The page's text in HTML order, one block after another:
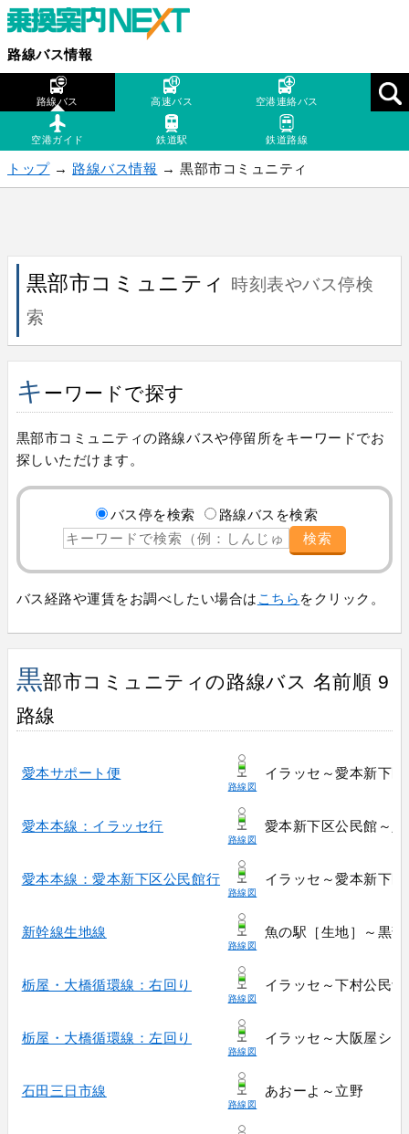
路線バス情報
路線バス 高速バス 空港連絡バス
空港ガイド 鉄道駅 鉄道路線
トップ→ 路線バス情報 → 黒部市コミュニティ
黒部市コミュニティ
時刻表やバス停検
索
キ ーワードで探す
黒部市コミュニティの路線バスや停留所をキーワードでお
探しいただけます。
バス停を検索
路線バスを検索
検索
バス経路や運賃をお調べしたい場合は こちら をクリック。
黒部市コミュニティの路線バス 名前順 9
路線
愛本サポート便
路線図
イラッセ～愛本新下
愛本本線：イラッセ行
路線図
愛本新下区公民館～
愛本本線：愛本新下区公民館行
路線図
イラッセ～愛本新下
新幹線生地線
路線図
魚の駅［生地］～黒
栃屋・大橋循環線：右回り
路線図
イラッセ～下村公民館
栃屋・大橋循環線：左回り
路線図
イラッセ～大阪屋シ
石田三日市線
路線図
あおーよ～立野